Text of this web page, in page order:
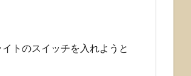
トのスイッチを入れようと